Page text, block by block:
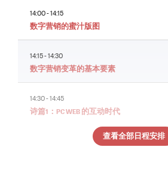
14:00 - 14:15
数字营销的蜜汁版图
14:15 - 14:30
数字营销变革的基本要素
14:30 - 14:45
诗篇1：PC WEB 的互动时代
查看全部日程安排